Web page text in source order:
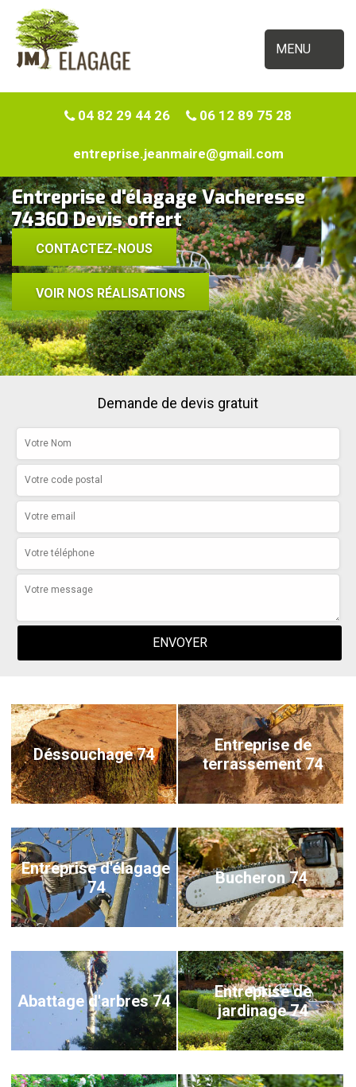
MENU
04 82 29 44 26 06 12 89 75 28
entreprise.jeanmaire@gmail.com
Entreprise d'élagage Vacheresse
74360 Devis offert
CONTACTEZ-NOUS
VOIR NOS RÉALISATIONS
Demande de devis gratuit
Déssouchage 74
Entreprise de
terrassement 74
Entreprise d'élagage
74
Bucheron 74
Abattage d'arbres 74
Entreprise de
jardinage 74